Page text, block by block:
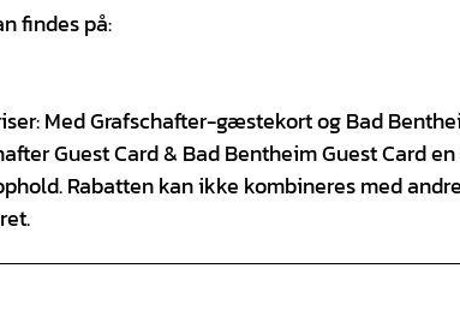
findes på:
Med Grafschafter-gæstekort og Bad
Guest Card & Bad Bentheim Guest Card
Rabatten kan ikke kombineres med